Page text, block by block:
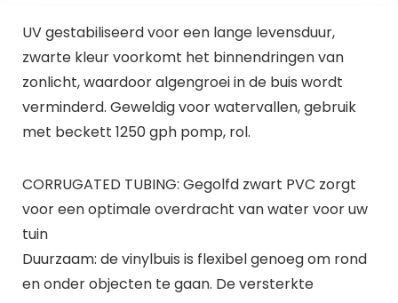
UV gestabiliseerd voor een lange levensduur,
zwarte kleur voorkomt het binnendringen van
zonlicht, waardoor algengroei in de buis wordt
verminderd. Geweldig voor watervallen, gebruik
met beckett 1250 gph pomp, rol.
CORRUGATED TUBING: Gegolfd zwart PVC zorgt
voor een optimale overdracht van water voor uw
tuin
Duurzaam: de vinylbuis is flexibel genoeg om rond
en onder objecten te gaan. De versterkte